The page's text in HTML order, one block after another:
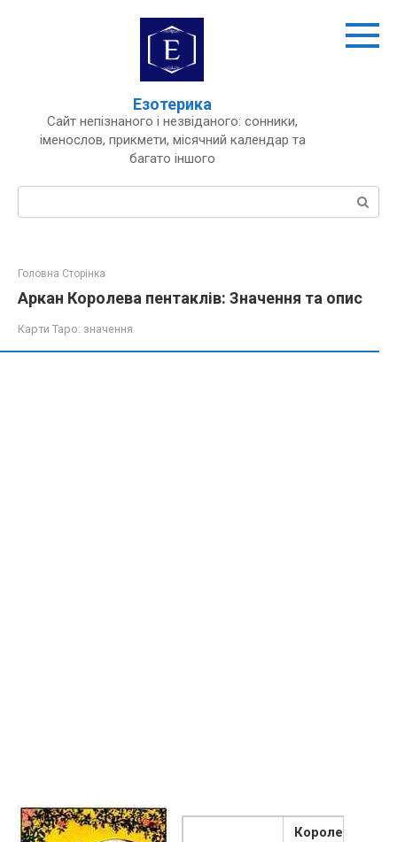
Езотерика
Сайт непізнаного і незвіданого: сонники,
іменослов, прикмети, місячний календар та
багато іншого
Пошук:
Головна Сторінка
Аркан Королева пентаклів: Значення та опис
Карти Таро: значення
Королева